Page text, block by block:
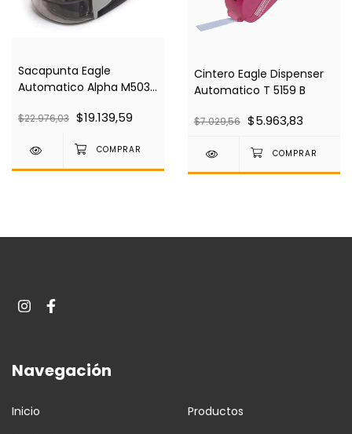
Sacapunta Eagle
Automatico Alpha M5034
$22.976,03 $19.139,59
Cintero Eagle Dispenser
Automatico T 5159 B
$7.029,56 $5.963,83
Navegación
Inicio Productos